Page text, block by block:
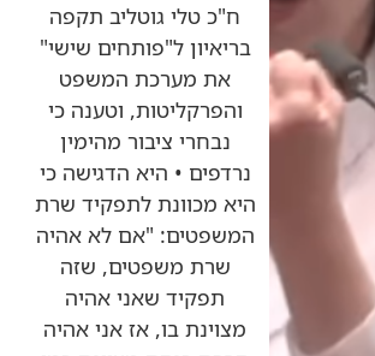
ח"כ טלי גוטליב תקפה
בריאיון ל"פותחים שישי"
את מערכת המשפט
והפרקליטות, וטענה כי
נבחרי ציבור מהימין
נרדפים • היא הדגישה כי
היא מכוונת לתפקיד שרת
המשפטים: "אם לא אהיה
שרת משפטים, שזה
תפקיד שאני אהיה
מצוינת בו, אז אני אהיה